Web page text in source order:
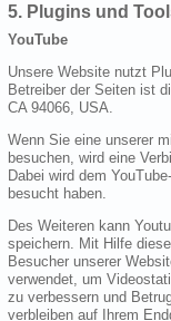
5. Plugins und
YouTube
Unsere Website nutzt
Betreiber der Seiten ist
CA 94066, USA.
Wenn Sie eine unserer
besuchen, wird eine
Dabei wird dem
besucht haben.
Des Weiteren kann
speichern. Mit Hilfe
Besucher unserer
verwendet, um
zu verbessern und
verbleiben auf Ihrem